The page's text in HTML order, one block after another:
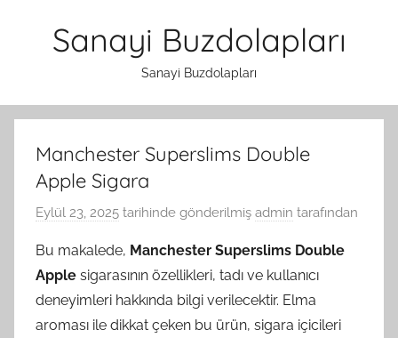
Sanayi Buzdolapları
Sanayi Buzdolapları
Manchester Superslims Double
Apple Sigara
Eylül 23, 2025 tarihinde gönderilmiş admin tarafından
Bu makalede, Manchester Superslims Double
Apple sigarasının özellikleri, tadı ve kullanıcı
deneyimleri hakkında bilgi verilecektir. Elma
aroması ile dikkat çeken bu ürün, sigara içicileri